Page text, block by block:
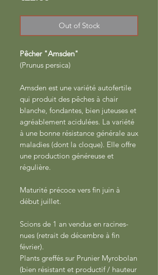
Out of Stock
Pêcher "Amsden"
(Prunus persica)
Amsden est une variété autofertile
qui produit des pêches à chair
blanche, fondantes, bien juteuses et
agréablement acidulées. La variété
à une bonne résistance générale aux
maladies (dont la cloque). Elle offre
une production généreuse et
régulière.
Maturité précoce vers fin juin à
début juillet.
Scions de 1 an vendus en racines-
nues (retrait de décembre à fin
février).
Plants greffés sur Prunier Myrobolan
(bien résistant et productif / hauteur